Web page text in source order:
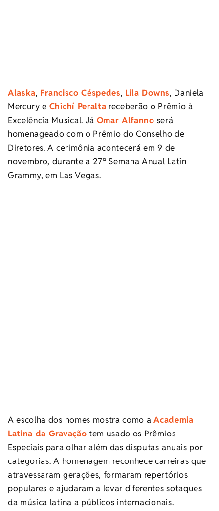
Alaska, Francisco Céspedes, Lila Downs, Daniela
Mercury e Chichí Peralta receberão o Prêmio à
Excelência Musical. Já Omar Alfanno será
homenageado com o Prêmio do Conselho de
Diretores. A cerimônia acontecerá em 9 de
novembro, durante a 27ª Semana Anual Latin
Grammy, em Las Vegas.
A escolha dos nomes mostra como a Academia
Latina da Gravação tem usado os Prêmios
Especiais para olhar além das disputas anuais por
categorias. A homenagem reconhece carreiras que
atravessaram gerações, formaram repertórios
populares e ajudaram a levar diferentes sotaques
da música latina a públicos internacionais.